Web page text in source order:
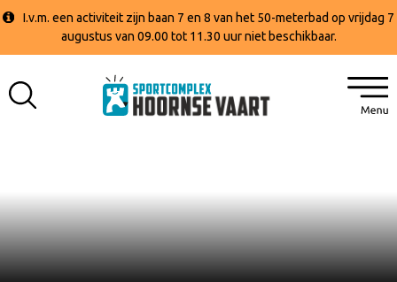
I.v.m. een activiteit zijn baan 7 en 8 van het 50-meterbad op vrijdag 7
augustus van 09.00 tot 11.30 uur niet beschikbaar.